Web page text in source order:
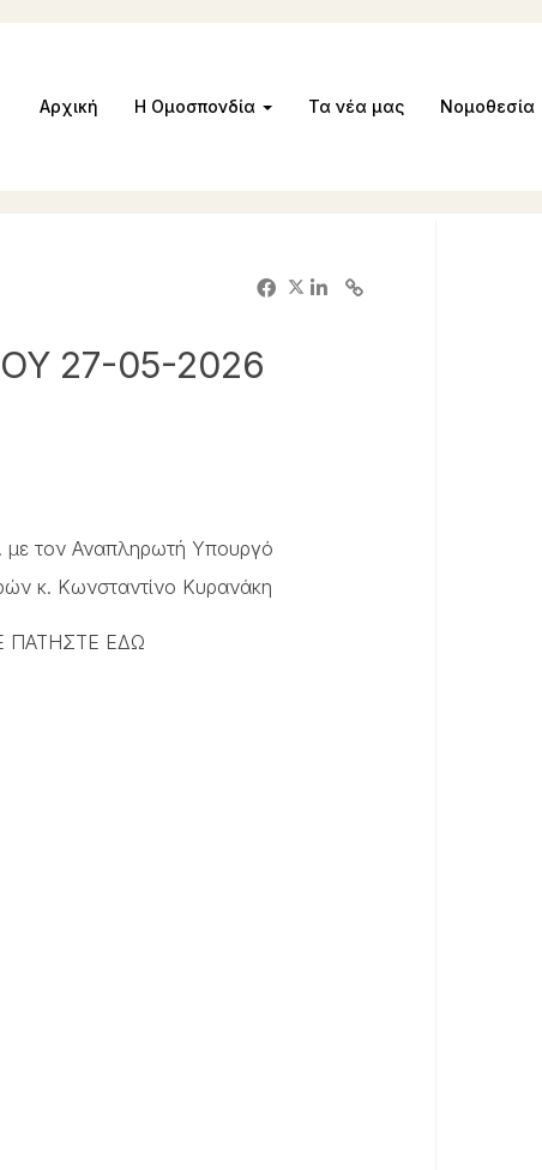
Αρχική Η Ομοσπονδία Τα νέα μας Νομοθεσία
27-05-2026
τον Αναπληρωτή Υπουργό
κ. Κωνσταντίνο Κυρανάκη
ΠΑΤΗΣΤΕ ΕΔΩ